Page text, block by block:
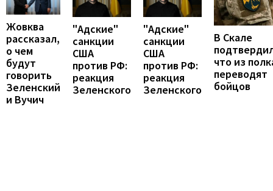
Жовква
рассказал,
о чем
будут
говорить
Зеленский
и Вучич
"Адские"
санкции
США
против РФ:
реакция
Зеленского
"Адские"
санкции
США
против РФ:
реакция
Зеленского
В Скале
что из
переводят
бойцов